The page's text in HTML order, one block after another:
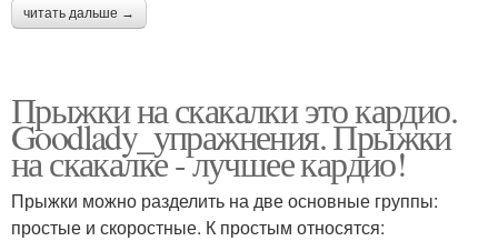
читать дальше →
Прыжки на скакалки это кардио.
Goodlady_упражнения. Прыжки
на скакалке - лучшее кардио!
Прыжки можно разделить на две основные группы:
простые и скоростные. К простым относятся: